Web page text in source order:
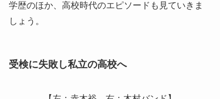
学歴のほか、高校時代のエピソードも見ていきま
しょう。
受検に失敗し私立の高校へ